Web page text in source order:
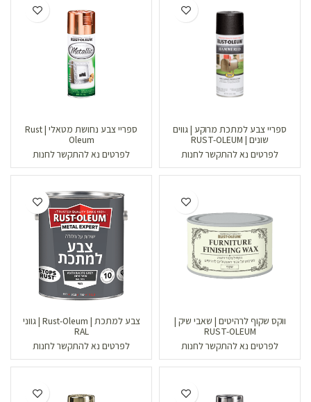
ספריי צבע למתכת מרוקע | גווים
שונים | RUST-OLEUM
לפרטים נא להתקשר לחנות
ספריי צבע נחושת מטאלי | Rust
Oleum
לפרטים נא להתקשר לחנות
ווקס שקוף לרהיטים | שאבי שיק |
RUST-OLEUM
לפרטים נא להתקשר לחנות
צבע למתכת | Rust-Oleum | גווני
RAL
לפרטים נא להתקשר לחנות